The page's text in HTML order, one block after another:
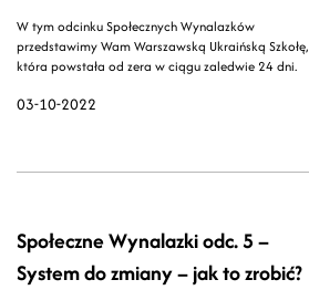
03-10-2022
W tym odcinku Społecznych Wynalazków
przedstawimy Wam Warszawską Ukraińską Szkołę,
która powstała od zera w ciągu zaledwie 24 dni.
Społeczne Wynalazki odc. 5 –
System do zmiany – jak to zrobić?